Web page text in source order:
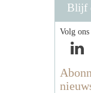
Blijf
Volg ons